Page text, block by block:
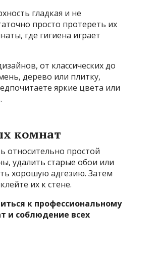
гладкая и не
просто протереть их
где гигиена играет
от классических до
дерево или плитку,
яркие цвета или
комнат
относительно простой
удалить старые обои или
хорошую адгезию. Затем
их к стене.
к профессиональному
и соблюдение всех